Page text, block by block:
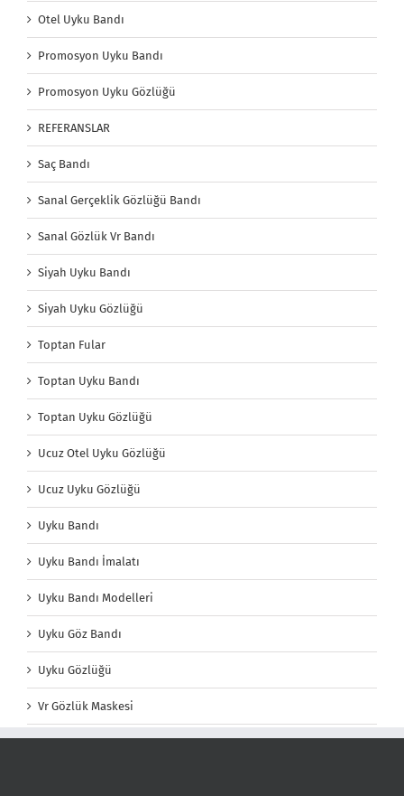
Otel Uyku Bandı
Promosyon Uyku Bandı
Promosyon Uyku Gözlüğü
REFERANSLAR
Saç Bandı
Sanal Gerçeklik Gözlüğü Bandı
Sanal Gözlük Vr Bandı
Siyah Uyku Bandı
Siyah Uyku Gözlüğü
Toptan Fular
Toptan Uyku Bandı
Toptan Uyku Gözlüğü
Ucuz Otel Uyku Gözlüğü
Ucuz Uyku Gözlüğü
Uyku Bandı
Uyku Bandı İmalatı
Uyku Bandı Modelleri
Uyku Göz Bandı
Uyku Gözlüğü
Vr Gözlük Maskesi